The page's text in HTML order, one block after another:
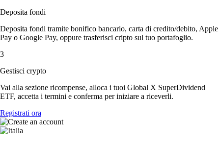
Deposita fondi
Deposita fondi tramite bonifico bancario, carta di credito/debito, Apple
Pay o Google Pay, oppure trasferisci cripto sul tuo portafoglio.
3
Gestisci crypto
Vai alla sezione ricompense, alloca i tuoi Global X SuperDividend
ETF, accetta i termini e conferma per iniziare a riceverli.
Registrati ora